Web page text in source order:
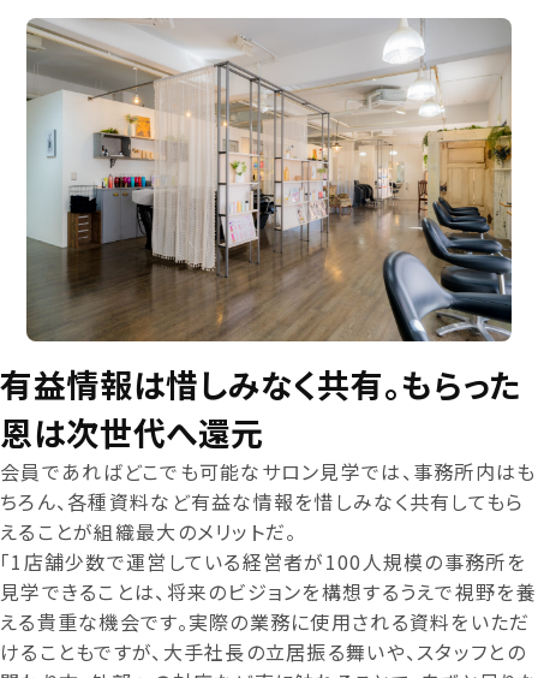
有益情報は惜しみなく共有。もらった
恩は次世代へ還元
会員であればどこでも可能なサロン見学では、事務所内はも
ちろん、各種資料など有益な情報を惜しみなく共有してもら
えることが組織最大のメリットだ。
「1店舗少数で運営している経営者が100人規模の事務所を
見学できることは、将来のビジョンを構想するうえで視野を養
える貴重な機会です。実際の業務に使用される資料をいただ
けることもですが、大手社長の立居振る舞いや、スタッフとの